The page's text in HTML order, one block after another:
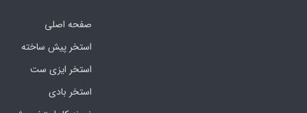
صفحه اصلی
استخر پیش ساخته
استخر ایزی ست
استخر بادی